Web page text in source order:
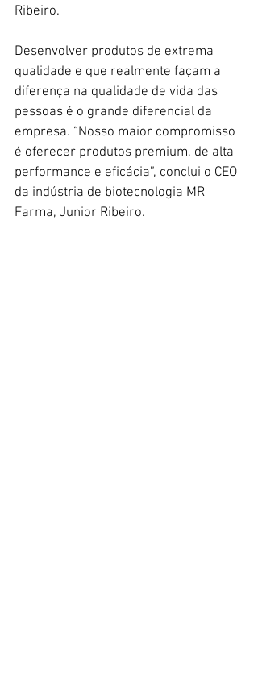
Ribeiro.
Desenvolver produtos de extrema
qualidade e que realmente façam a
diferença na qualidade de vida das
pessoas é o grande diferencial da
empresa. “Nosso maior compromisso
é oferecer produtos premium, de alta
performance e eficácia”, conclui o CEO
da indústria de biotecnologia MR
Farma, Junior Ribeiro.